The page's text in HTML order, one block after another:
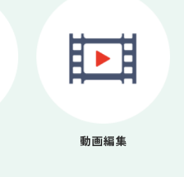
動画編集